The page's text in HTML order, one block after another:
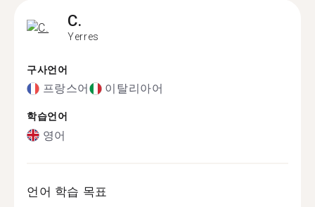
C.
Yerres
구사언어
프랑스어 이탈리아어
학습언어
영어
언어 학습 목표